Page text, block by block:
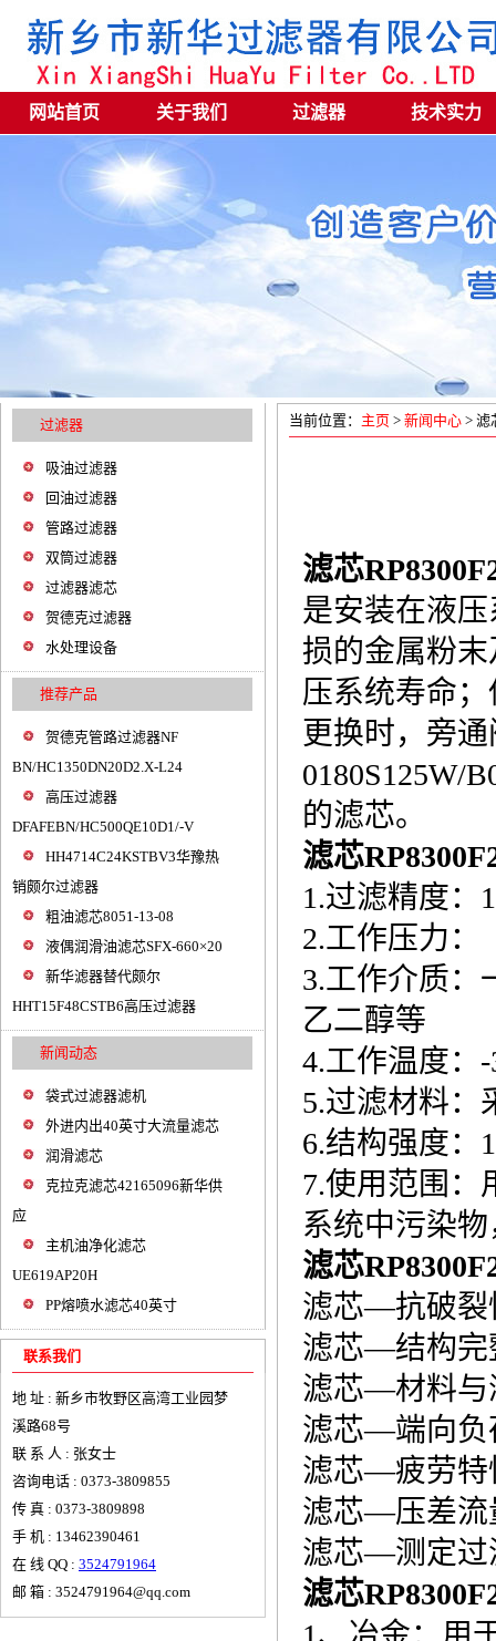
网站首页 关于我们 过滤器 技术实力
过滤器
吸油过滤器
回油过滤器
管路过滤器
双筒过滤器
过滤器滤芯
贺德克过滤器
水处理设备
推荐产品
贺德克管路过滤器NF
BN/HC1350DN20D2.X-L24
高压过滤器
DFAFEBN/HC500QE10D1/-V
HH4714C24KSTBV3华豫热
销颇尔过滤器
粗油滤芯8051-13-08
液偶润滑油滤芯SFX-660×20
新华滤器替代颇尔
HHT15F48CSTB6高压过滤器
新闻动态
袋式过滤器滤机
外进内出40英寸大流量滤芯
润滑滤芯
克拉克滤芯42165096新华供
应
主机油净化滤芯
UE619AP20H
PP熔喷水滤芯40英寸
联系我们
地 址 : 新乡市牧野区高湾工业园梦
溪路68号
联 系 人 : 张女士
咨询电话 : 0373-3809855
传 真 : 0373-3809898
手 机 : 13462390461
在 线 QQ : 3524791964
邮 箱 : 3524791964@qq.com
当前位置： 主页 > 新闻中心 > 滤
滤芯
是安装在液
损的金属粉
压系统寿命
更换时，旁
0180S125W/
的滤芯。
滤芯
1.过滤精度：
2.工作压力：
3.工作介质：
乙二醇等
4.工作温度
5.过滤材料：
6.结构强度：
7.使用范围：
系统中污染
滤芯
滤芯—抗破裂
滤芯—结构完
滤芯—材料与
滤芯—端向负
滤芯—疲劳特
滤芯—压差流
滤芯—测定过
滤芯